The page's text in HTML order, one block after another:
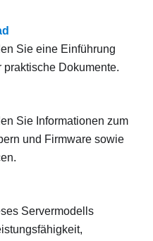
Sie eine Einführung
Dokumente.
Sie Informationen zum
und Firmware sowie
Servermodells